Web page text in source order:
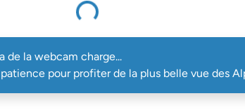
de la webcam charge...
pour profiter de la plus belle vue des